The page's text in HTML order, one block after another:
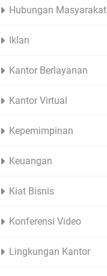
Hubungan Masyarakat
Iklan
Kantor Berlayanan
Kantor Virtual
Kepemimpinan
Keuangan
Kiat Bisnis
Konferensi Video
Lingkungan Kantor